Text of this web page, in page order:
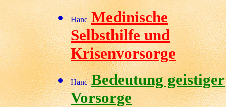
Medinische
Selbsthilfe und
Krisenvorsorge
Bedeutung geistiger
Vorsorge